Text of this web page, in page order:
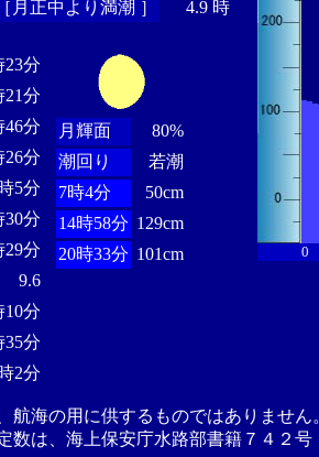
月正中より満潮 ］
4.9 時
23分
21分
46分
26分
5分
30分
29分
9.6
10分
35分
2分
月輝面
80%
潮回り
若潮
7時4分
50cm
14時58分 129cm
20時33分 101cm 0
航海の用に供するものではありませ
数は、海上保安庁水路部書籍７４２